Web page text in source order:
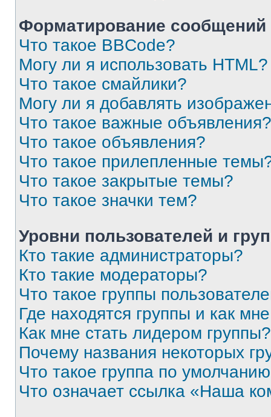
Форматирование
Что такое BBCode?
Могу ли я использовать HTML?
Что такое смайлики?
Могу ли я добавлять
Что такое важные объявления?
Что такое объявления?
Что такое прилепленные
Что такое закрытые темы?
Что такое значки тем?
Уровни пользователей и
Кто такие администраторы?
Кто такие модераторы?
Что такое группы
Где находятся группы и как
Как мне стать лидером группы?
Почему названия некоторых
Что такое группа по
Что означает ссылка «Наша